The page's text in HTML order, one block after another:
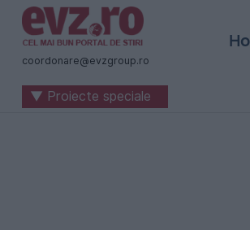
Știri
naționale
internaționale
coordonare@evzgroup.ro
▼ Proiecte speciale